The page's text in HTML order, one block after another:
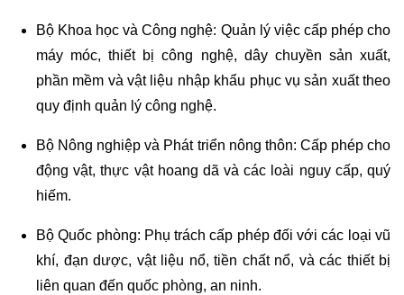
Bộ Khoa học và Công nghệ: Quản lý việc cấp phép cho
máy móc, thiết bị công nghệ, dây chuyền sản xuất,
phần mềm và vật liệu nhập khẩu phục vụ sản xuất theo
quy định quản lý công nghệ.
Bộ Nông nghiệp và Phát triển nông thôn: Cấp phép cho
động vật, thực vật hoang dã và các loài nguy cấp, quý
hiếm.
Bộ Quốc phòng: Phụ trách cấp phép đối với các loại vũ
khí, đạn dược, vật liệu nổ, tiền chất nổ, và các thiết bị
liên quan đến quốc phòng, an ninh.